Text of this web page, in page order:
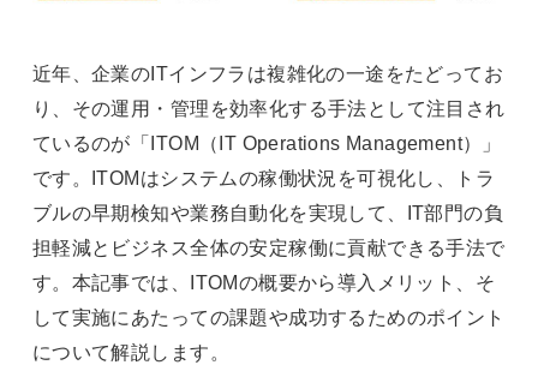
近年、企業のITインフラは複雑化の一途をたどってお
り、その運用・管理を効率化する手法として注目され
ているのが「ITOM（IT Operations Management）」
です。ITOMはシステムの稼働状況を可視化し、トラ
ブルの早期検知や業務自動化を実現して、IT部門の負
担軽減とビジネス全体の安定稼働に貢献できる手法で
す。本記事では、ITOMの概要から導入メリット、そ
して実施にあたっての課題や成功するためのポイント
について解説します。